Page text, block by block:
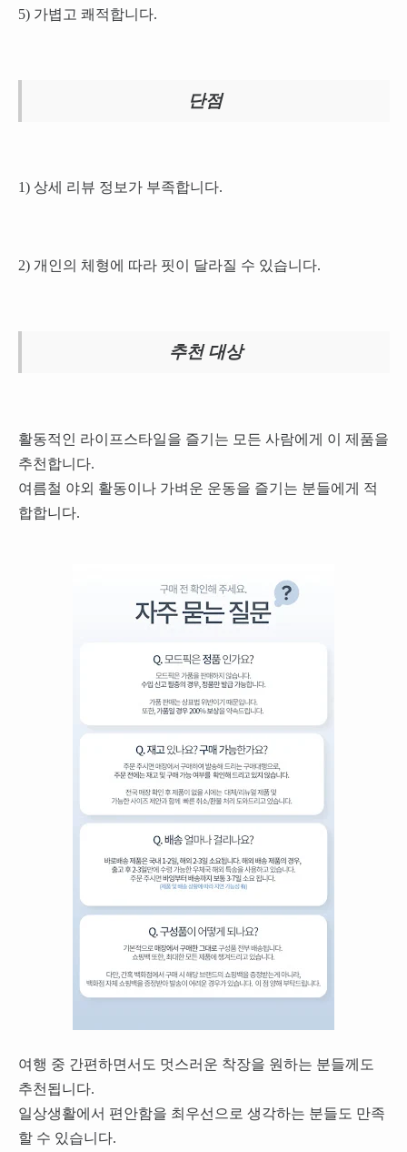
5) 가볍고 쾌적합니다.
단점
1) 상세 리뷰 정보가 부족합니다.
2) 개인의 체형에 따라 핏이 달라질 수 있습니다.
추천 대상
활동적인 라이프스타일을 즐기는 모든 사람에게 이 제품을
추천합니다.
여름철 야외 활동이나 가벼운 운동을 즐기는 분들에게 적
합합니다.
여행 중 간편하면서도 멋스러운 착장을 원하는 분들께도
추천됩니다.
일상생활에서 편안함을 최우선으로 생각하는 분들도 만족
할 수 있습니다.